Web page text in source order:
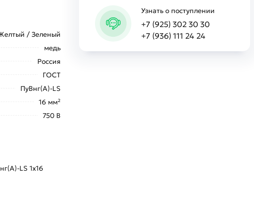
/ Зеленый
медь
Россия
ГОСТ
ПуВнг(А)-LS
16 мм²
750 В
LS 1х16
Узнать о поступлении
+7 (925) 302 30 30
+7 (936) 111 24 24